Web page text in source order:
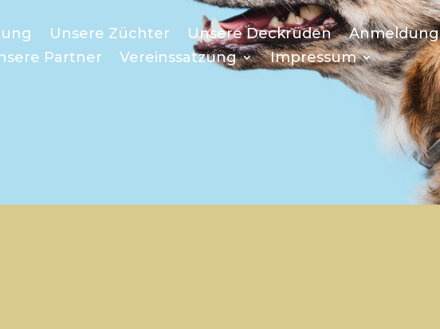
Unsere Züchter Unsere Deckrüden Anmeldung
Partner
Vereinssatzung Impressum